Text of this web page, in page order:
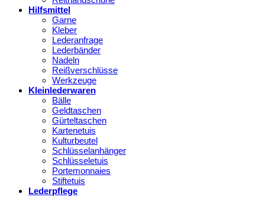
Hilfsmittel
Garne
Kleber
Lederanfrage
Lederbänder
Nadeln
Reißverschlüsse
Werkzeuge
Kleinlederwaren
Bälle
Geldtaschen
Gürteltaschen
Kartenetuis
Kulturbeutel
Schlüsselanhänger
Schlüsseletuis
Portemonnaies
Stiftetuis
Lederpflege